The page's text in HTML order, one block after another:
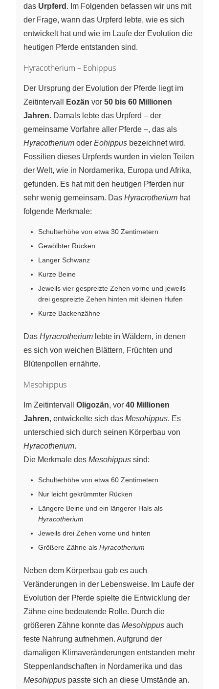
das Urpferd . Im Folgenden befassen wir uns mit
der Frage, wann das Urpferd lebte, wie es sich
entwickelt hat und wie im Laufe der Evolution die
heutigen Pferde entstanden sind.
Hyracotherium – Eohippus
Der Ursprung der Evolution der Pferde liegt im
Zeitintervall
Eozän vor 50 bis 60 Millionen
Jahren. Damals lebte das Urpferd – der
gemeinsame Vorfahre aller Pferde –, das als
Hyracotherium oder Eohippus bezeichnet wird.
Fossilien dieses Urpferds wurden in vielen Teilen
der Welt, wie in Nordamerika, Europa und Afrika,
gefunden. Es hat mit den heutigen Pferden nur
sehr wenig gemeinsam. Das Hyracrotherium hat
folgende Merkmale:
Schulterhöhe von etwa 30 Zentimetern
Gewölbter Rücken
Langer Schwanz
Kurze Beine
Jeweils vier gespreizte Zehen vorne und jeweils
drei gespreizte Zehen hinten mit kleinen Hufen
Kurze Backenzähne
Das Hyracrotherium lebte in Wäldern, in denen
es sich von weichen Blättern, Früchten und
Blütenpollen ernährte.
Mesohippus
Im Zeitintervall Oligozän, vor 40 Millionen
Jahren, entwickelte sich das Mesohippus. Es
unterschied sich durch seinen Körperbau von
Hyracotherium.
Die Merkmale des Mesohippus sind:
Schulterhöhe von etwa 60 Zentimetern
Nur leicht gekrümmter Rücken
Längere Beine und ein längerer Hals als
Hyracotherium
Jeweils drei Zehen vorne und hinten
Größere Zähne als Hyracotherium
Neben dem Körperbau gab es auch
Veränderungen in der Lebensweise. Im Laufe der
Evolution der Pferde spielte die Entwicklung der
Zähne eine bedeutende Rolle. Durch die
größeren Zähne konnte das Mesohippus auch
feste Nahrung aufnehmen. Aufgrund der
damaligen Klimaveränderungen entstanden mehr
Steppenlandschaften in Nordamerika und das
Mesohippus passte sich an diese Umstände an.